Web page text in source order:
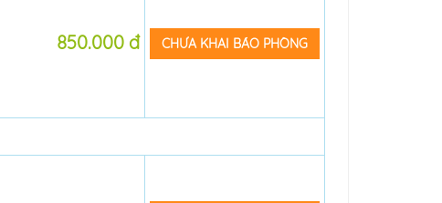
850.000 đ CHƯA KHAI BÁO PHÒNG